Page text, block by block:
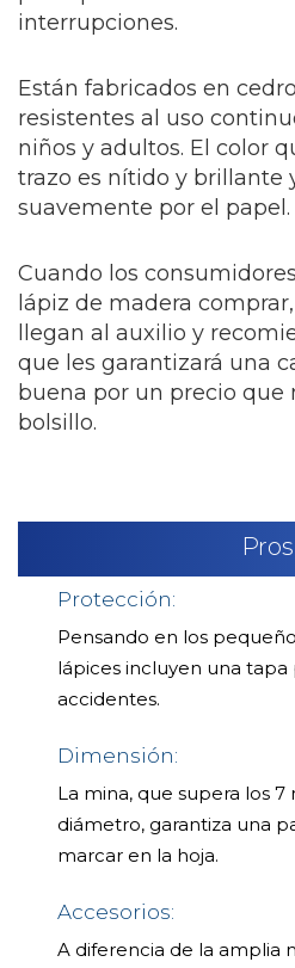
interrupciones.
Están fabricados en
resistentes al uso
niños y adultos. El color
trazo es nítido y brillante
suavemente por el papel.
Cuando los
lápiz de madera
llegan al auxilio y
que les garantizará una
buena por un precio que
bolsillo.
Pros
Protección:
Pensando en los
lápices incluyen una
accidentes.
Dimensión:
La mina, que supera los
diámetro, garantiza una
marcar en la hoja.
Accesorios:
A diferencia de la amplia